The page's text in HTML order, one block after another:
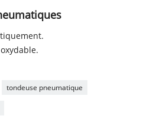
tondeuse pneumatique